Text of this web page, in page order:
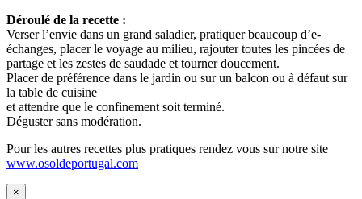
Déroulé de la recette :
Verser l’envie dans un grand saladier, pratiquer beaucoup d’e-
échanges, placer le voyage au milieu, rajouter toutes les pincées de
partage et les zestes de saudade et tourner doucement.
Placer de préférence dans le jardin ou sur un balcon ou à défaut sur
la table de cuisine
et attendre que le confinement soit terminé.
Déguster sans modération.
Pour les autres recettes plus pratiques rendez vous sur notre site
www.osoldeportugal.com
×